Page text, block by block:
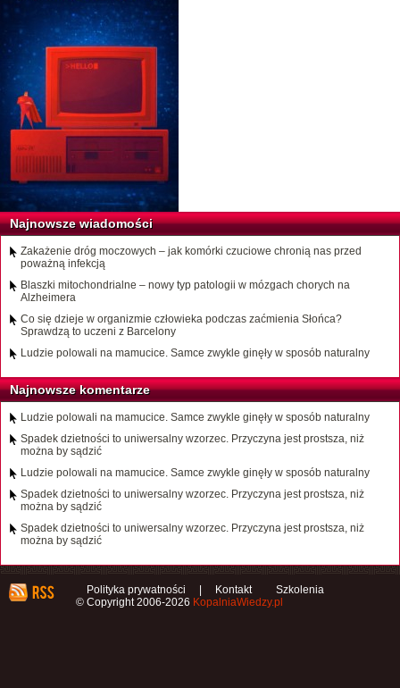
Najnowsze wiadomości
Zakażenie dróg moczowych – jak komórki czuciowe chronią nas przed
poważną infekcją
Blaszki mitochondrialne – nowy typ patologii w mózgach chorych na
Alzheimera
Co się dzieje w organizmie człowieka podczas zaćmienia Słońca?
Sprawdzą to uczeni z Barcelony
Ludzie polowali na mamucice. Samce zwykle ginęły w sposób naturalny
Najnowsze komentarze
Ludzie polowali na mamucice. Samce zwykle ginęły w sposób naturalny
Spadek dzietności to uniwersalny wzorzec. Przyczyna jest prostsza, niż
można by sądzić
Ludzie polowali na mamucice. Samce zwykle ginęły w sposób naturalny
Spadek dzietności to uniwersalny wzorzec. Przyczyna jest prostsza, niż
można by sądzić
Spadek dzietności to uniwersalny wzorzec. Przyczyna jest prostsza, niż
można by sądzić
Polityka prywatności Kontakt
Szkolenia
© Copyright 2006-2026 KopalniaWiedzy.pl